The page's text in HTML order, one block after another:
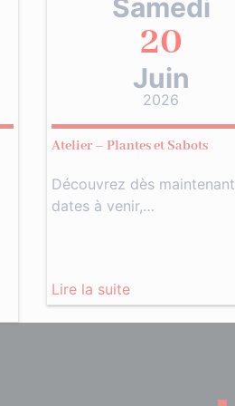
Samedi
20
Juin
2026
Atelier – Plantes et Sabots
Découvrez dès
dates à venir,…
Lire la suite